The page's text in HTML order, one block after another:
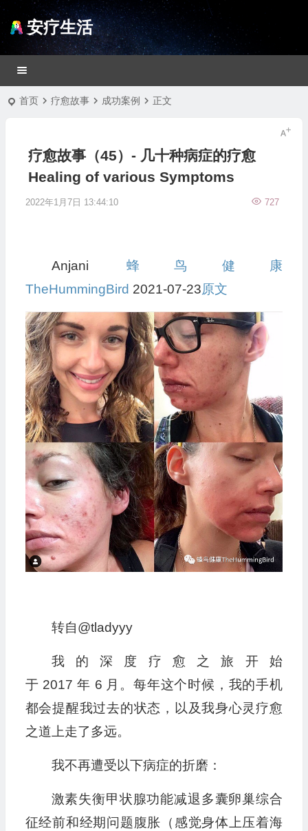
安疗生活
首页 疗愈故事 成功案例 正文
疗愈故事（45）- 几十种病症的疗愈
Healing of various Symptoms
2022年1月7日 13:44:10 727
Anjani 蜂鸟健康
TheHummingBird 2021-07-23原文
转自@tladyyy
我的深度疗愈之旅开始
于 2017 年 6 月。每年这个时候，我的手机
都会提醒我过去的状态，以及我身心灵疗愈
之道上走了多远。
我不再遭受以下病症的折磨：
激素失衡甲状腺功能减退多囊卵巢综合
征经前和经期问题腹胀（感觉身体上压着海